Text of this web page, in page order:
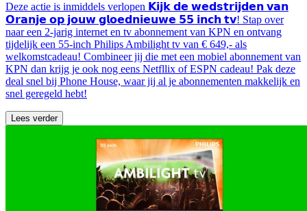
Deze actie is inmiddels verlopen 𝗞𝗶𝗷𝗸 𝗱𝗲 𝘄𝗲𝗱𝘀𝘁𝗿𝗶𝗷𝗱𝗲𝗻 𝘃𝗮𝗻
𝗢𝗿𝗮𝗻𝗷𝗲 𝗼𝗽 𝗷𝗼𝘂𝘄 𝗴𝗹𝗼𝗲𝗱𝗻𝗶𝗲𝘂𝘄𝗲 𝟱𝟱 𝗶𝗻𝗰𝗵 𝘁𝘃! Stap over
naar een 2-jarig internet en tv abonnement van KPN en ontvang
tijdelijk een 55-inch Philips Ambilight tv van € 649,- als
welkomstcadeau! Combineer jij die met een mobiel abonnement van
KPN dan krijg je ook nog eens Netfllix of ESPN cadeau! Pak deze
deal snel bij Phone House, waar jij al je abonnementen makkelijk en
snel geregeld hebt!
Lees verder